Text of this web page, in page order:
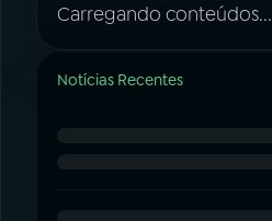
Carregando conteúdos...
Notícias Recentes